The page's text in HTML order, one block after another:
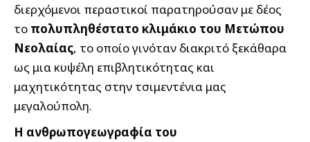
διερχόμενοι περαστικοί παρατηρούσαν με δέος
το πολυπληθέστατο κλιμάκιο του Μετώπου
Νεολαίας, το οποίο γινόταν διακριτό ξεκάθαρα
ως μια κυψέλη επιβλητικότητας και
μαχητικότητας στην τσιμεντένια μας
μεγαλούπολη.
Η ανθρωπογεωγραφία του